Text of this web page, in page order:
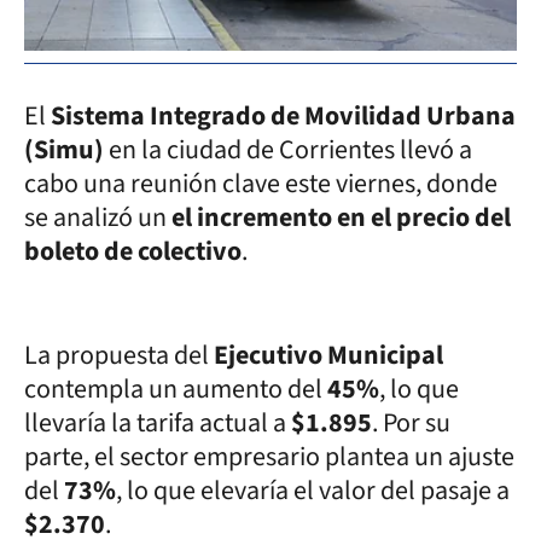
ElSistema Integrado de Movilidad Urbana
(Simu) en la ciudad de Corrientes llevó a
cabo una reunión clave este viernes, donde
se analizó unel incremento en el precio del
boleto de colectivo.
La propuesta delEjecutivo Municipal
contempla un aumento del45%, lo que
llevaría la tarifa actual a$1.895. Por su
parte, el sector empresario plantea un ajuste
del73%, lo que elevaría el valor del pasaje a
$2.370.